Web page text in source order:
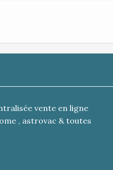
vente en ligne
, astrovac & toutes